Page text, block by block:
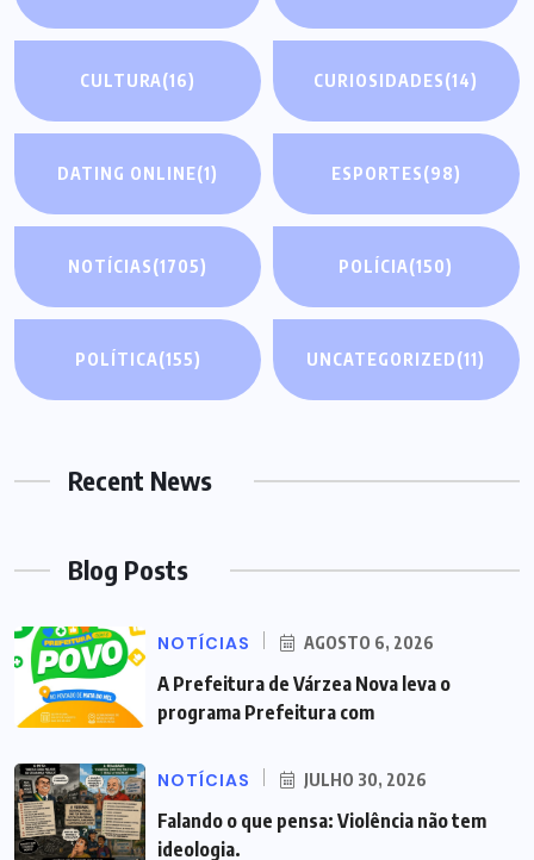
CULTURA(16) CURIOSIDADES(14)
DATING ONLINE(1) ESPORTES(98)
NOTÍCIAS(1705) POLÍCIA(150)
POLÍTICA(155) UNCATEGORIZED(11)
Recent News
Blog Posts
NOTÍCIAS AGOSTO 6, 2026
A Prefeitura de Várzea Nova leva o
programa Prefeitura com
NOTÍCIAS JULHO 30, 2026
Falando o que pensa: Violência não tem
ideologia.